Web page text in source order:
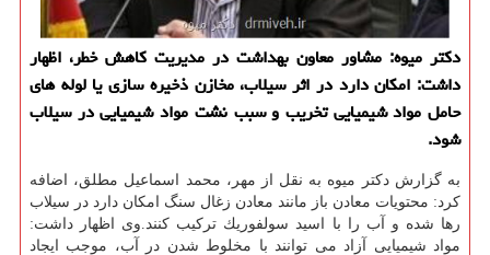
دكتر میوه: مشاور معاون بهداشت در مدیریت كاهش خطر، اظهار
داشت: امكان دارد در اثر سیلاب، مخازن ذخیره سازی یا لوله های
حامل مواد شیمیایی تخریب و سبب نشت مواد شیمیایی در سیلاب
شود.
به گزارش دكتر میوه به نقل از مهر، محمد اسماعیل مطلق، اضافه
كرد: محتویات معادن باز مانند معادن زغال سنگ امكان دارد در سیلاب
رها شده و آب را با اسید سولفوریك تركیب كنند.وی اظهار داشت:
مواد شیمیایی آزاد می توانند با مخلوط شدن در آب، موجب ایجاد